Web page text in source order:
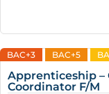
BAC+3 BAC+5
Apprenticeship –
Coordinator F/M